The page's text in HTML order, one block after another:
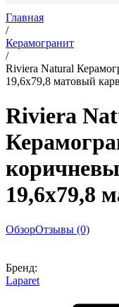
Главная
/
Керамогранит
/
Riviera Natural
19,6х79,8 матовый
Riviera
19,6х79,8
ОбзорОтзывы (0)
Бренд:
Laparet